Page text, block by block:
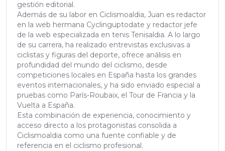
gestión editorial.
Además de su labor en Ciclismoaldia, Juan es redactor
en la web hermana Cyclinguptodate y redactor jefe
de la web especializada en tenis Tenisaldia. A lo largo
de su carrera, ha realizado entrevistas exclusivas a
ciclistas y figuras del deporte, ofrece análisis en
profundidad del mundo del ciclismo, desde
competiciones locales en España hasta los grandes
eventos internacionales, y ha sido enviado especial a
pruebas como París-Roubaix, el Tour de Francia y la
Vuelta a España.
Esta combinación de experiencia, conocimiento y
acceso directo a los protagonistas consolida a
Ciclismoaldia como una fuente confiable y de
referencia en el ciclismo profesional.